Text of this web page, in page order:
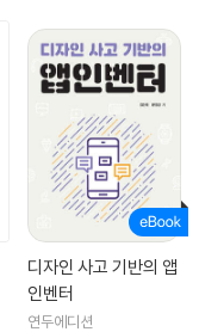
디자인 사고 기반의 앱
인벤터
연두에디션